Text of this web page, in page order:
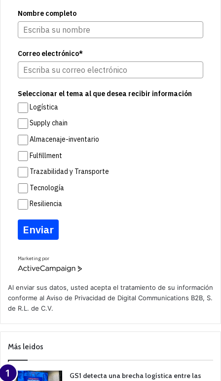
Nombre completo
Correo electrónico*
Seleccionar el tema al que desea recibir información
Logística
Supply chain
Almacenaje-inventario
Fulfillment
Trazabilidad y Transporte
Tecnología
Resiliencia
Enviar
Marketing por
A
v
e
a
m
a
n
Al enviar sus datos, usted acepta el tratamiento de su información
conforme al Aviso de Privacidad de Digital Communications B2B, S.
de R.L. de C.V.
Más leidos
GS1 detecta una brecha logística entre las